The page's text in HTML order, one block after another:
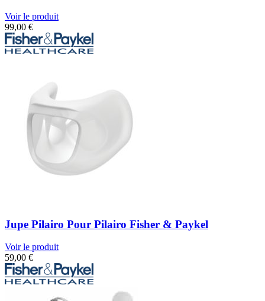
Voir le produit
99,00 €
Jupe Pilairo Pour Pilairo Fisher & Paykel
Voir le produit
59,00 €